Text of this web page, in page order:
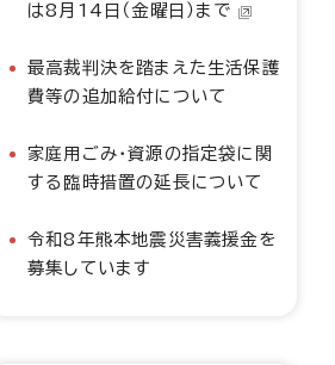
は8月14日（金曜日）まで
最高裁判決を踏まえた生活保護
費等の追加給付について
家庭用ごみ・資源の指定袋に関
する臨時措置の延長について
令和8年熊本地震災害義援金を
募集しています